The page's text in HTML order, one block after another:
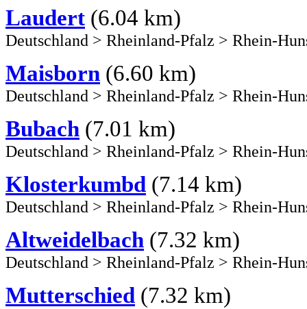
Laudert (6.04 km)
Deutschland > Rheinland-Pfalz > Rhein-
Maisborn (6.60 km)
Deutschland > Rheinland-Pfalz > Rhein-
Bubach (7.01 km)
Deutschland > Rheinland-Pfalz > Rhein-
Klosterkumbd (7.14 km)
Deutschland > Rheinland-Pfalz > Rhein-
Altweidelbach (7.32 km)
Deutschland > Rheinland-Pfalz > Rhein-
Mutterschied (7.32 km)